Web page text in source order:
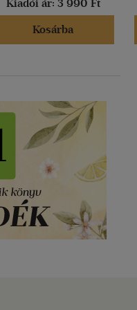
Kiadói ár: 3 990 Ft
Kosárba